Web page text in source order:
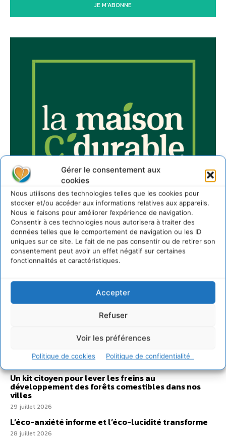
Gérer le consentement aux
cookies
Nous utilisons des technologies telles que les cookies pour
stocker et/ou accéder aux informations relatives aux appareils.
Nous le faisons pour améliorer l’expérience de navigation.
Consentir à ces technologies nous autorisera à traiter des
données telles que le comportement de navigation ou les ID
uniques sur ce site. Le fait de ne pas consentir ou de retirer son
consentement peut avoir un effet négatif sur certaines
fonctionnalités et caractéristiques.
Accepter
Refuser
Voir les préférences
Politique de cookies Politique de confidentialité
JE M'ABONNE
Sur Cdurable
Comment le sol français a perdu sa mémoire
hydrique et déréglé tout le territoire (2020-2026)
Développer notre attention aux espèces vivantes
non humaines avec les communs de Zoepolis
30 juillet 2026
Un kit citoyen pour lever les freins au
développement des forêts comestibles dans nos
villes
29 juillet 2026
L’éco-anxiété informe et l’éco-lucidité transforme
28 juillet 2026